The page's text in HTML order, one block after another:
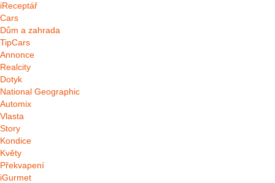
iReceptář
Cars
Dům a zahrada
TipCars
Annonce
Realcity
Dotyk
National Geographic
Automix
Vlasta
Story
Kondice
Květy
Překvapení
iGurmet